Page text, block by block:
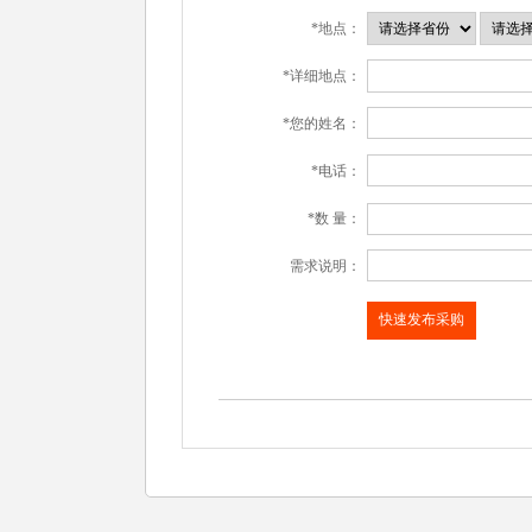
*地点：
*详细地点：
*您的姓名：
*电话：
*数 量：
需求说明：